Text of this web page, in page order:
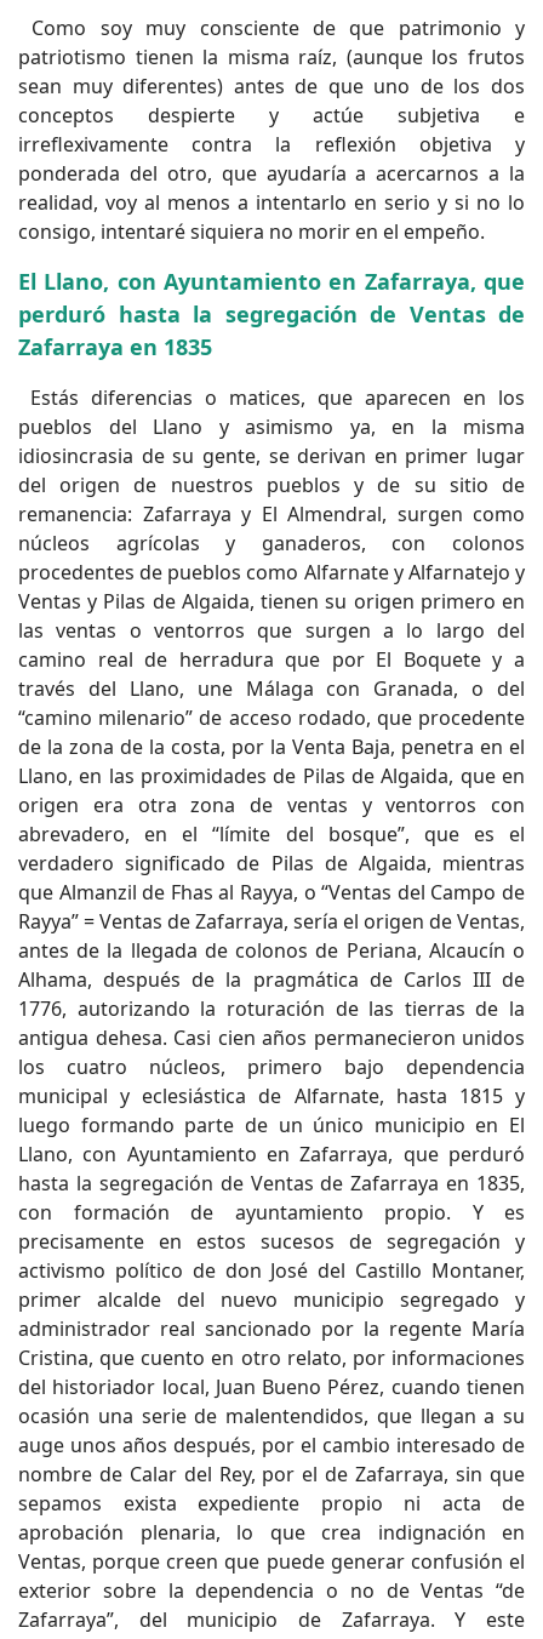
Como soy muy consciente de que patrimonio y
patriotismo tienen la misma raíz, (aunque los frutos
sean muy diferentes) antes de que uno de los dos
conceptos despierte y actúe subjetiva e
irreflexivamente contra la reflexión objetiva y
ponderada del otro, que ayudaría a acercarnos a la
realidad, voy al menos a intentarlo en serio y si no lo
consigo, intentaré siquiera no morir en el empeño.
El Llano, con Ayuntamiento en Zafarraya, que
perduró hasta la segregación de Ventas de
Zafarraya en 1835
Estás diferencias o matices, que aparecen en los
pueblos del Llano y asimismo ya, en la misma
idiosincrasia de su gente, se derivan en primer lugar
del origen de nuestros pueblos y de su sitio de
remanencia: Zafarraya y El Almendral, surgen como
núcleos agrícolas y ganaderos, con colonos
procedentes de pueblos como Alfarnate y Alfarnatejo y
Ventas y Pilas de Algaida, tienen su origen primero en
las ventas o ventorros que surgen a lo largo del
camino real de herradura que por El Boquete y a
través del Llano, une Málaga con Granada, o del
“camino milenario” de acceso rodado, que procedente
de la zona de la costa, por la Venta Baja, penetra en el
Llano, en las proximidades de Pilas de Algaida, que en
origen era otra zona de ventas y ventorros con
abrevadero, en el “límite del bosque”, que es el
verdadero significado de Pilas de Algaida, mientras
que Almanzil de Fhas al Rayya, o “Ventas del Campo de
Rayya” = Ventas de Zafarraya, sería el origen de Ventas,
antes de la llegada de colonos de Periana, Alcaucín o
Alhama, después de la pragmática de Carlos III de
1776, autorizando la roturación de las tierras de la
antigua dehesa. Casi cien años permanecieron unidos
los cuatro núcleos, primero bajo dependencia
municipal y eclesiástica de Alfarnate, hasta 1815 y
luego formando parte de un único municipio en El
Llano, con Ayuntamiento en Zafarraya, que perduró
hasta la segregación de Ventas de Zafarraya en 1835,
con formación de ayuntamiento propio. Y es
precisamente en estos sucesos de segregación y
activismo político de don José del Castillo Montaner,
primer alcalde del nuevo municipio segregado y
administrador real sancionado por la regente María
Cristina, que cuento en otro relato, por informaciones
del historiador local, Juan Bueno Pérez, cuando tienen
ocasión una serie de malentendidos, que llegan a su
auge unos años después, por el cambio interesado de
nombre de Calar del Rey, por el de Zafarraya, sin que
sepamos exista expediente propio ni acta de
aprobación plenaria, lo que crea indignación en
Ventas, porque creen que puede generar confusión el
exterior sobre la dependencia o no de Ventas “de
Zafarraya”, del municipio de Zafarraya. Y este